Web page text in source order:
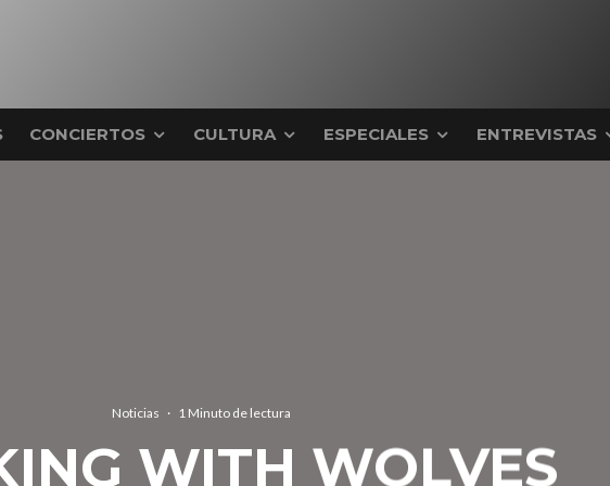
CONCIERTOS CULTURA ESPECIALES ENTREVISTAS
Noticias · 1 Minuto de lectura
WITH WOLVES